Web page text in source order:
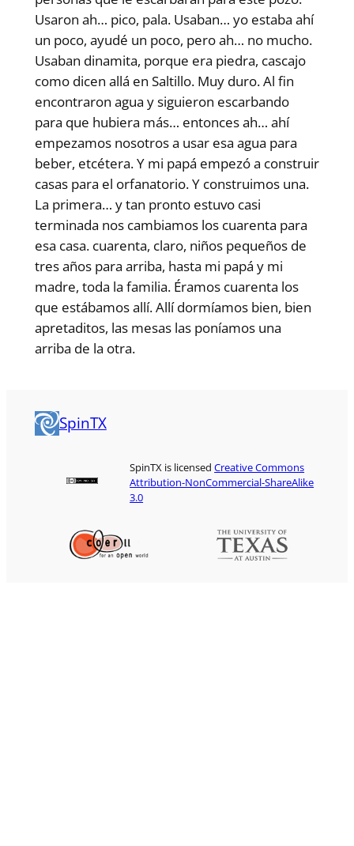
Usaron ah… pico, pala. Usaban… yo estaba ahí
un poco, ayudé un poco, pero ah… no mucho.
Usaban dinamita, porque era piedra, cascajo
como dicen allá en Saltillo. Muy duro. Al fin
encontraron agua y siguieron escarbando
para que hubiera más… entonces ah… ahí
empezamos nosotros a usar esa agua para
beber, etcétera. Y mi papá empezó a construir
casas para el orfanatorio. Y construimos una.
La primera… y tan pronto estuvo casi
terminada nos cambiamos los cuarenta para
esa casa. cuarenta, claro, niños pequeños de
tres años para arriba, hasta mi papá y mi
madre, toda la familia. Éramos cuarenta los
que estábamos allí. Allí dormíamos bien, bien
apretaditos, las mesas las poníamos una
arriba de la otra.
SpinTX
SpinTX is licensedCreative Commons
Attribution-NonCommercial-ShareAlike
3.0